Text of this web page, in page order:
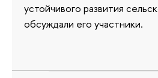
устойчивого развития
обсуждали его участники.